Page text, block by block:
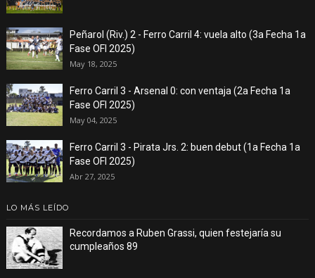
Peñarol (Riv.) 2 - Ferro Carril 4: vuela alto (3a Fecha 1a
Fase OFI 2025)
May 18, 2025
Ferro Carril 3 - Arsenal 0: con ventaja (2a Fecha 1a
Fase OFI 2025)
May 04, 2025
Ferro Carril 3 - Pirata Jrs. 2: buen debut (1a Fecha 1a
Fase OFI 2025)
Abr 27, 2025
LO MÁS LEÍDO
Recordamos a Ruben Grassi, quien festejaría su
cumpleaños 89